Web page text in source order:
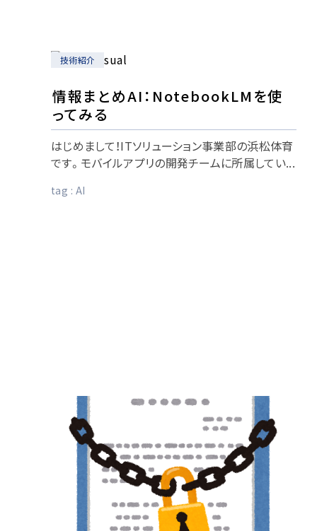
技術紹介
情報まとめAI：NotebookLMを使
ってみる
はじめまして！ITソリューション事業部の浜松体育
です。モバイルアプリの開発チームに所属してい...
tag : AI